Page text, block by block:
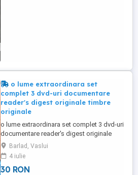
o lume extraordinara set
complet 3 dvd-uri documentare
reader's digest originale timbre
originale
o lume extraordinara set complet 3 dvd-uri
documentare reader's digest originale
timbre originale carcase originale doua
din trei sunt sigilate in tipla lor originala
dvd-urile au fost bine păstrate creațiile
naturii creațiile omului creațiile sacre și
Barlad, Vaslui
4 iulie
30 RON